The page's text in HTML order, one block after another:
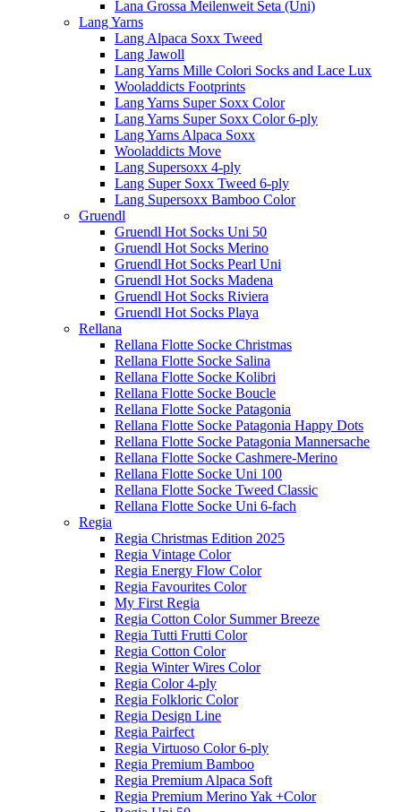
Lana Grossa Meilenweit Seta (Uni)
Lang Yarns
Lang Alpaca Soxx Tweed
Lang Jawoll
Lang Yarns Mille Colori Socks and Lace Lux
Wooladdicts Footprints
Lang Yarns Super Soxx Color
Lang Yarns Super Soxx Color 6-ply
Lang Yarns Alpaca Soxx
Wooladdicts Move
Lang Supersoxx 4-ply
Lang Super Soxx Tweed 6-ply
Lang Supersoxx Bamboo Color
Gruendl
Gruendl Hot Socks Uni 50
Gruendl Hot Socks Merino
Gruendl Hot Socks Pearl Uni
Gruendl Hot Socks Madena
Gruendl Hot Socks Riviera
Gruendl Hot Socks Playa
Rellana
Rellana Flotte Socke Christmas
Rellana Flotte Socke Salina
Rellana Flotte Socke Kolibri
Rellana Flotte Socke Boucle
Rellana Flotte Socke Patagonia
Rellana Flotte Socke Patagonia Happy Dots
Rellana Flotte Socke Patagonia Mannersache
Rellana Flotte Socke Cashmere-Merino
Rellana Flotte Socke Uni 100
Rellana Flotte Socke Tweed Classic
Rellana Flotte Socke Uni 6-fach
Regia
Regia Christmas Edition 2025
Regia Vintage Color
Regia Energy Flow Color
Regia Favourites Color
My First Regia
Regia Cotton Color Summer Breeze
Regia Tutti Frutti Color
Regia Cotton Color
Regia Winter Wires Color
Regia Color 4-ply
Regia Folkloric Color
Regia Design Line
Regia Pairfect
Regia Virtuoso Color 6-ply
Regia Premium Bamboo
Regia Premium Alpaca Soft
Regia Premium Merino Yak +Color